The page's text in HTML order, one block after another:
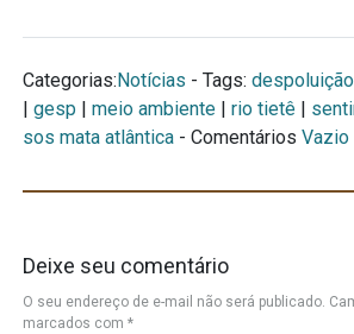
Categorias: Notícias - Tags: despoluição
gesp meio ambiente rio tietê
sos mata atlântica- Comentários Vazio
Deixe seu comentário
O seu endereço de e-mail não será publicado.
marcados com *